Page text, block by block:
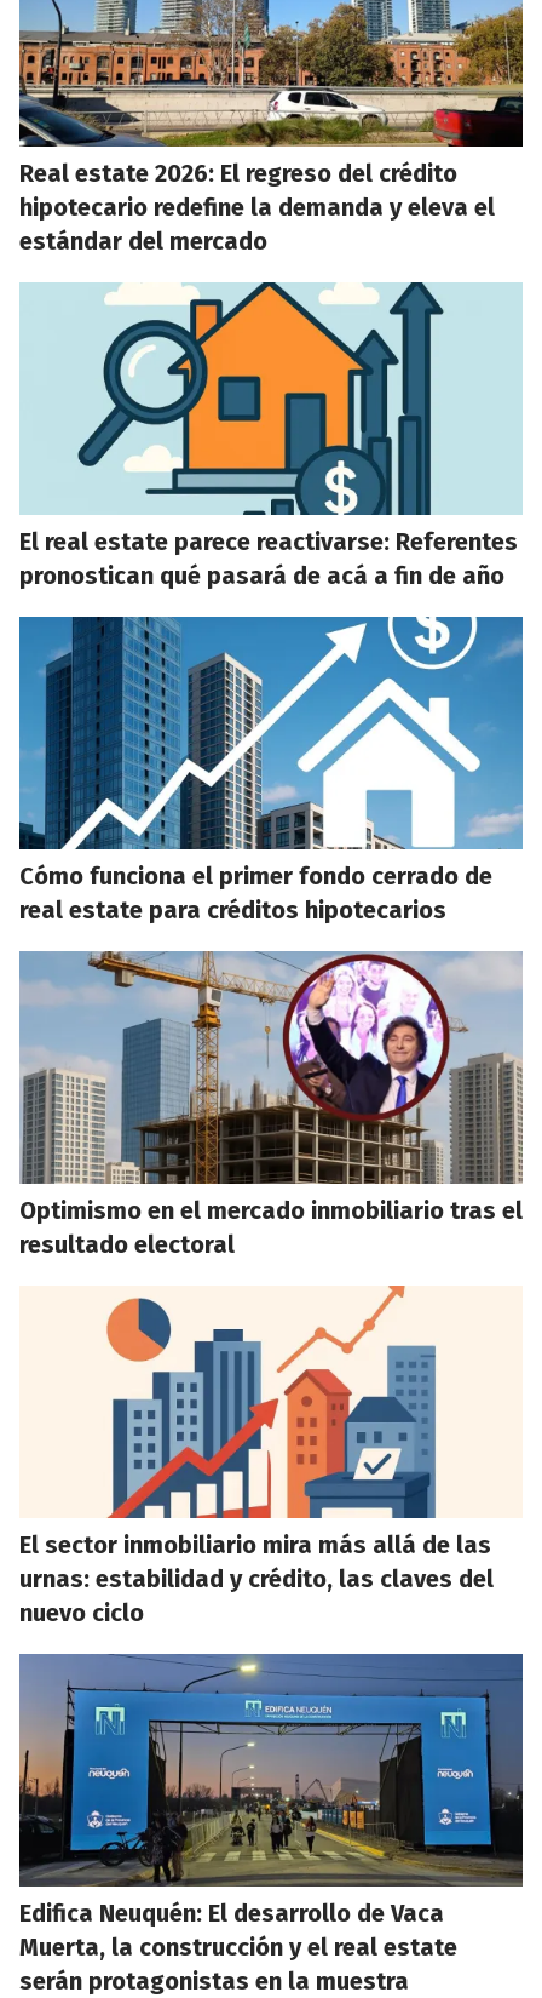
Real estate 2026: El regreso del crédito
hipotecario redefine la demanda y eleva el
estándar del mercado
El real estate parece reactivarse: Referentes
pronostican qué pasará de acá a fin de año
Cómo funciona el primer fondo cerrado de
real estate para créditos hipotecarios
Optimismo en el mercado inmobiliario tras el
resultado electoral
El sector inmobiliario mira más allá de las
urnas: estabilidad y crédito, las claves del
nuevo ciclo
Edifica Neuquén: El desarrollo de Vaca
Muerta, la construcción y el real estate
serán protagonistas en la muestra